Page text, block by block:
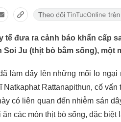
tế đưa ra cảnh báo khẩn cấp
Soi Ju (thịt bò bằm sống), một
làm dấy lên những mối lo
Natkaphat Rattanapithun, cố
có liên quan đến nhiễm sán
các món thịt bò sống, đặc biệt